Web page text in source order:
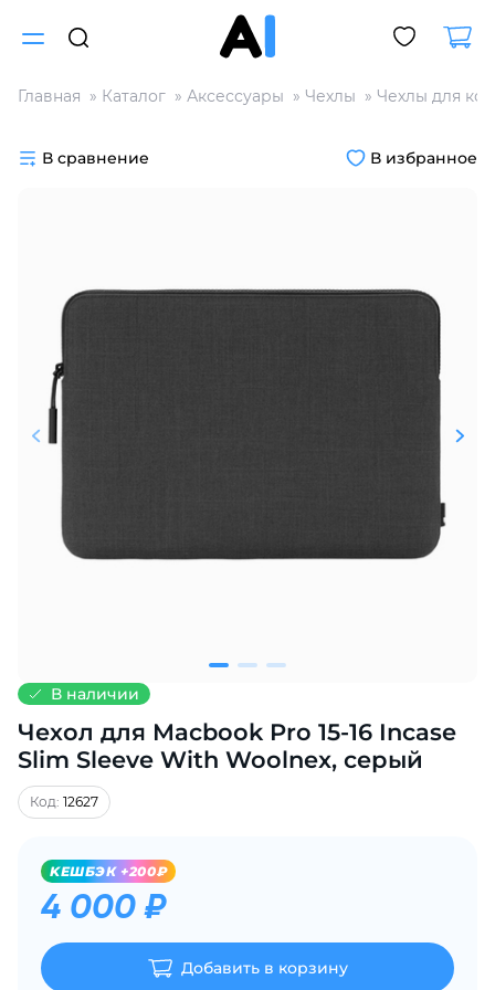
Главная Каталог Аксессуары Чехлы Чехлы для
В наличии
Чехол для Macbook Pro 15-16 Incase
Slim Sleeve With Woolnex, серый
Код: 12627
KЕШБЭК +200₽
4 000 ₽
Добавить в корзину
В сравнение В избранное
Разбейте
Сегодня
25 %
в корзину
% картой любого банка
Получайте товар
выбранный способом
списываться
по25%каждые 2 недели
Подробнее